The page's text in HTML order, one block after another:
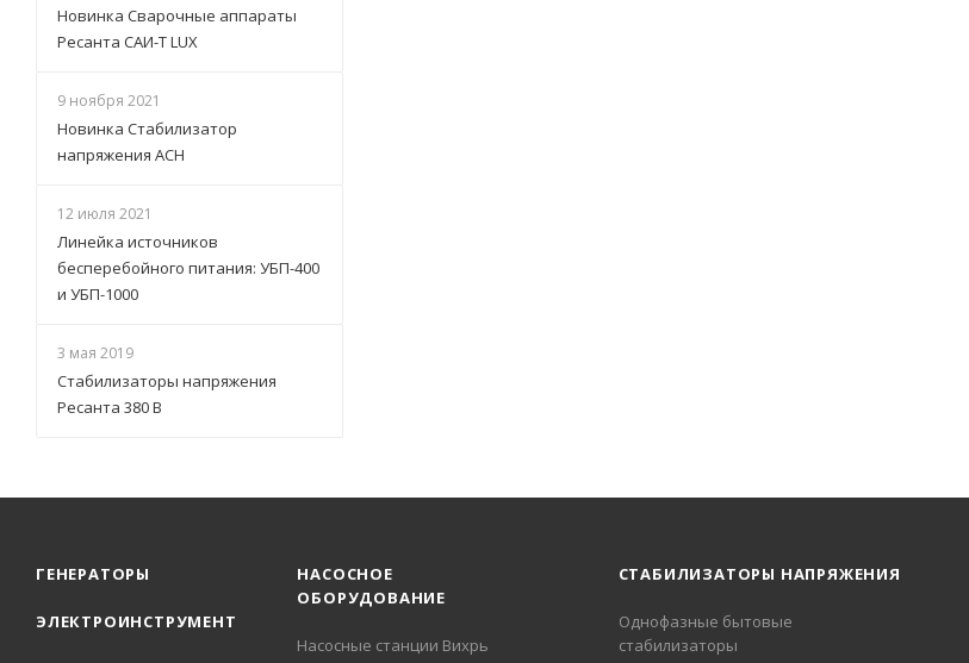
Новинка Сварочные аппараты
Ресанта САИ-Т LUX
9 ноября 2021
Новинка Стабилизатор
напряжения АСН
12 июля 2021
Линейка источников
бесперебойного питания: УБП-400
и УБП-1000
3 мая 2019
Стабилизаторы напряжения
Ресанта 380 В
ГЕНЕРАТОРЫ
ЭЛЕКТРОИНСТРУМЕНТ
НАСОСНОЕ
ОБОРУДОВАНИЕ
Насосные станции Вихрь
СТАБИЛИЗАТОРЫ НАПРЯЖЕНИЯ
Однофазные бытовые
стабилизаторы